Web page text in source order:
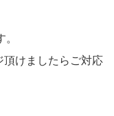
頂けましたらご対応